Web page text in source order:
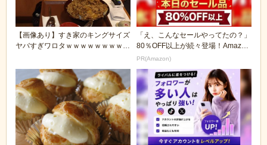
【画像あり】すき家のキングサイズ
ヤバすぎワロタｗｗｗｗｗｗｗｗｗ
「え、こんなセールやってたの？」
80％OFF以上が続々登場！Amazon
の本気が...
PR(Amazon)